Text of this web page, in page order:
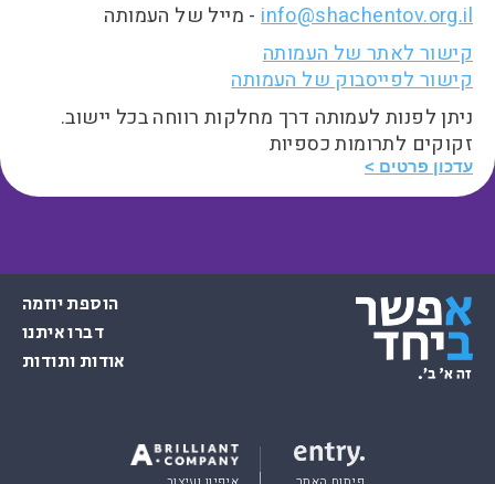
info@shachentov.org.il - מייל של העמותה
קישור לאתר של העמותה
קישור לפייסבוק של העמותה
ניתן לפנות לעמותה דרך מחלקות רווחה בכל יישוב.
זקוקים לתרומות כספיות
עדכון פרטים
הוספת יוזמה
דברו איתנו
אודות ותודות